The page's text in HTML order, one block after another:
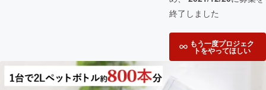
終了しました
もう一度プロジェク
トをやってほしい